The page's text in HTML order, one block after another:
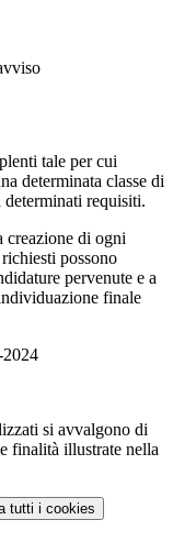
tale per cui
determinata classe di
determinati requisiti.
creazione di ogni
possono
pervenute e a
finale
2024
si avvalgono di
finalità illustrate nella
tutti i cookies